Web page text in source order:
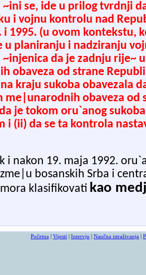
~ini se, ide u prilog tvrdnji
i vojnu kontrolu nad
i 1995. (u ovom kontekstu,
u planiranju i nadziranju
da je zadnju rije~
obaveza od strane
kraju sukoba obavezala
me|unarodnih obaveza od
je tokom oru`anog
i (ii) da se ta kontrola
i nakon 19. maja 1992.
bosanskih Srba i
klasifikovati kao medj
Početna | Vijesti | Intervju | Naučna istraživanja |